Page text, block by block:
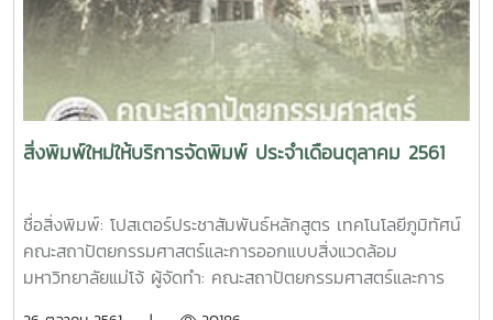
กระดาษปอนด์ 80 แกรม พิมพ์ 1 สี เข้าเล่มไสกาว
สิ่งพิมพ์ใหม่ให้บริการจัดพิมพ์ ประจำเดือนตุลาคม 2561
ชื่อสิ่งพิมพ์: โปสเตอร์ประชาสัมพันธ์หลักสูตร เทคโนโลยีภูมิทัศน์
คณะสถาปัตยกรรมศาสตร์และการออกแบบสิ่งแวดล้อม
มหาวิทยาลัยแม่โจ้ ผู้จัดทำ: คณะสถาปัตยกรรมศาสตร์และการ